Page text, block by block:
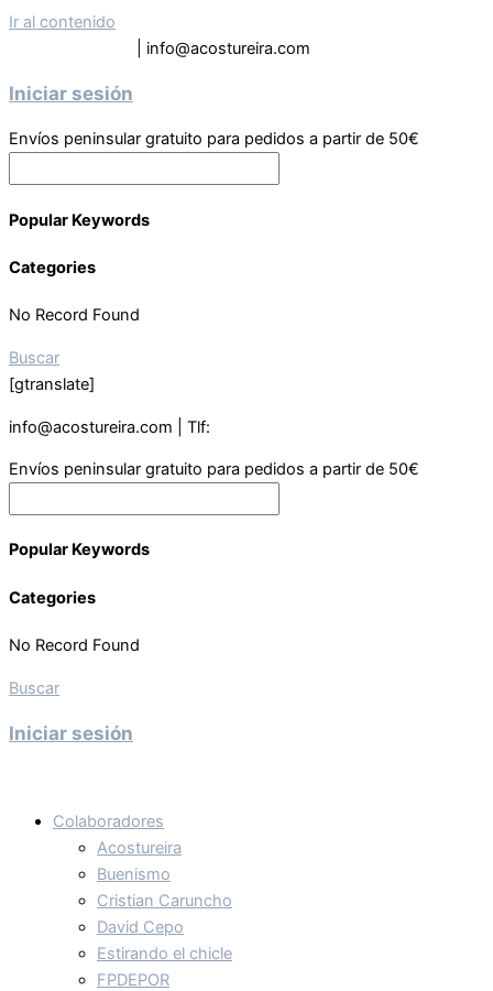
Ir al contenido
| info@acostureira.com
Iniciar sesión
Envíos peninsular gratuito para pedidos a partir de 50€
Popular Keywords
Categories
No Record Found
Buscar
[gtranslate]
info@acostureira.com | Tlf:
Envíos peninsular gratuito para pedidos a partir de 50€
Popular Keywords
Categories
No Record Found
Buscar
Iniciar sesión
Colaboradores
Acostureira
Buenismo
Cristian Caruncho
David Cepo
Estirando el chicle
FPDEPOR